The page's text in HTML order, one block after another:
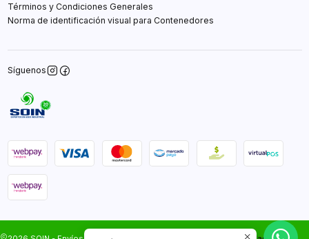
Términos y Condiciones Generales
Norma de identificación visual para Contenedores
Síguenos